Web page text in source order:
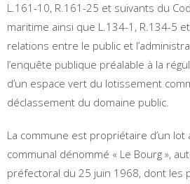
L.161-10, R.161-25 et suivants du
maritime ainsi que L.134-1, R.134-5
relations entre le public et
l’enquête publique préalable à la
d’un espace vert du lotissement
déclassement du domaine public.
La commune est propriétaire d’un
communal dénommé « Le Bourg »,
préfectoral du 25 juin 1968, dont les